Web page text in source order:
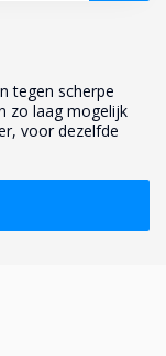
tegen scherpe
zo laag mogelijk
voor dezelfde